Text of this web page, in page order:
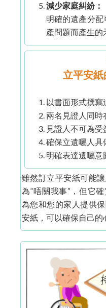
減少家庭糾紛：
明確的遺產分
產問題而產生的
立平安紙
以書面形式撰寫
兩名見證人同時
見證人不可為受
確保立遺囑人具
明確表達遺囑意
雖然訂立平安紙可能
為“唔關我事”，但它
為您和您的家人提供
安紙，可以確保自己的